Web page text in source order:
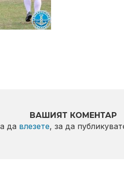
ВАШИЯТ КОМЕНТАР
да влезете, за да